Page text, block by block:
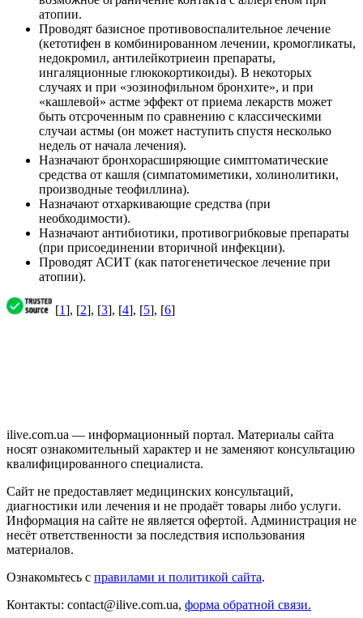
атопии.
Проводят базисное противовоспалительное лечение
(кетотифен в комбинированном лечении, кромогликаты,
недокромил, антилейкотриеин препараты,
ингаляционные глюкокортикоиды). В некоторых
случаях и при «эозинофильном бронхите», и при
«кашлевой» астме эффект от приема лекарств может
быть отсроченным по сравнению с классическими
случаи астмы (он может наступить спустя несколько
недель от начала лечения).
Назначают бронхорасширяющие симптоматические
средства от кашля (симпатомиметики, холинолитики,
производные теофиллина).
Назначают отхаркивающие средства (при
необходимости).
Назначают антибиотики, противогрибковые препараты
(при присоединении вторичной инфекции).
Проводят АСИТ (как патогенетическое лечение при
атопии).
[1], [2], [3], [4], [5], [6]
ilive.com.ua — информационный портал. Материалы сайта
носят ознакомительный характер и не заменяют консультацию
квалифицированного специалиста.
Сайт не предоставляет медицинских консультаций,
диагностики или лечения и не продаёт товары либо услуги.
Информация на сайте не является офертой. Администрация не
несёт ответственности за последствия использования
материалов.
Ознакомьтесь с правилами и политикой сайта.
Контакты: contact@ilive.com.ua, форма обратной связи.